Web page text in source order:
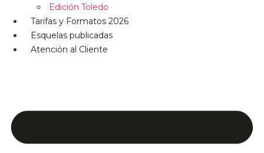
Edición Toledo
Tarifas y Formatos 2026
Esquelas publicadas
Atención al Cliente